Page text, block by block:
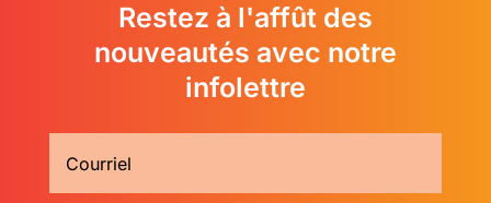
Restez à l'affût des
nouveautés avec notre
infolettre